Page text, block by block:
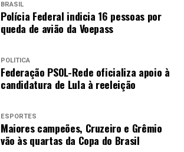
BRASIL
Polícia Federal indicia 16 pessoas por
queda de avião da Voepass
POLÍTICA
Federação PSOL-Rede oficializa apoio à
candidatura de Lula à reeleição
ESPORTES
Maiores campeões, Cruzeiro e Grêmio
vão às quartas da Copa do Brasil